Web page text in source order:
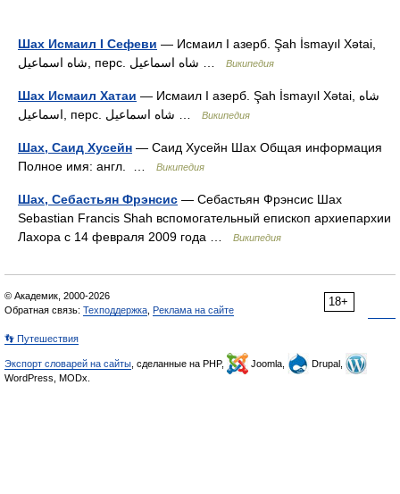
Шах Исмаил I Сефеви — Исмаил I азерб. Şah İsmayıl Xətai,
شاه اسماعیل, перс. شاه اسماعیل …
Википедия
Шах Исмаил Хатаи — Исмаил I азерб. Şah İsmayıl Xətai, شاه
اسماعیل, перс. شاه اسماعیل …
Википедия
Шах, Саид Хусейн — Саид Хусейн Шах Общая информация
Полное имя: англ. …
Википедия
Шах, Себастьян Фрэнсис — Себастьян Фрэнсис Шах
Sebastian Francis Shah вспомогательный епископ архиепархии
Лахора c 14 февраля 2009 года …
Википедия
18+
© Академик, 2000-2026
Обратная связь: Техподдержка Реклама на сайте
👣 Путешествия
Экспорт словарей на сайты , сделанные на PHP, Joomla,
Drupal,
WordPress, MODx.